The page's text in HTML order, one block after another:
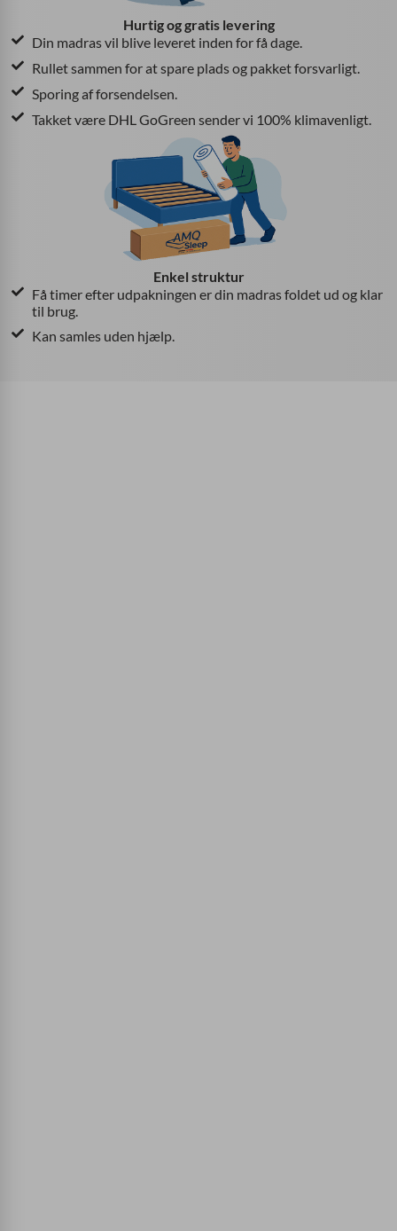
Hurtig og gratis levering
Din madras vil blive leveret inden for få dage.
Rullet sammen for at spare plads og pakket forsvarligt.
Sporing af forsendelsen.
Takket være DHL GoGreen sender vi 100% klimavenligt.
Enkel struktur
Få timer efter udpakningen er din madras foldet ud og klar
til brug.
Kan samles uden hjælp.